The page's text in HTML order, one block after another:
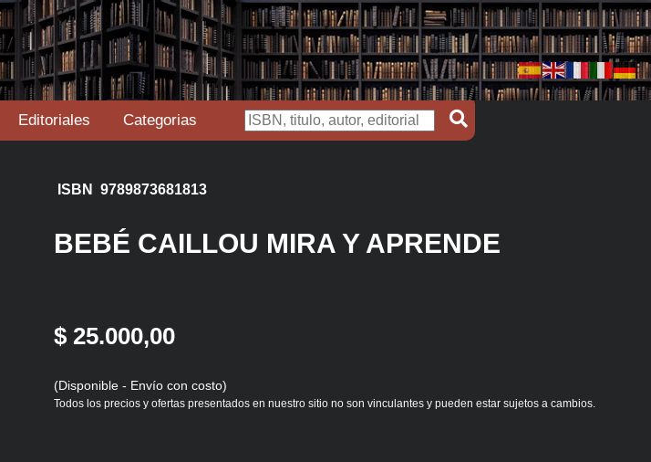
Editoriales Categorias
ISBN 9789873681813
BEBÉ CAILLOU MIRA Y APRENDE
$ 25.000,00
(Disponible - Envío con costo)
Todos los precios y ofertas presentados en nuestro sitio no son vinculantes y pueden estar sujetos a cambios.